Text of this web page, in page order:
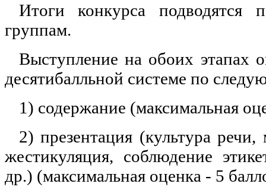
Итоги конкурса подводятся
группам.
Выступление на обоих этапах
десятибалльной системе по
1) содержание (максимальная
2) презентация (культура речи,
жестикуляция, соблюдение
др.) (максимальная оценка - 5